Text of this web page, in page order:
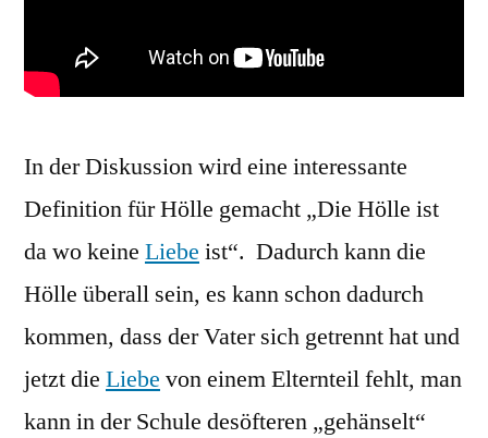
In der Diskussion wird eine interessante
Definition für Hölle gemacht „Die Hölle ist
da wo keine Liebe ist“. Dadurch kann die
Hölle überall sein, es kann schon dadurch
kommen, dass der Vater sich getrennt hat und
jetzt die Liebe von einem Elternteil fehlt, man
kann in der Schule desöfteren „gehänselt“